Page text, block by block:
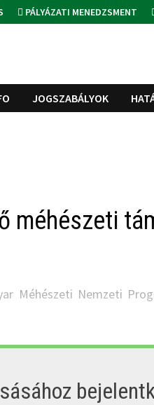
PÁLYÁZATI MENEDZSMENT
JOGSZABÁLYOK
méhészeti
Méhészeti Nemzeti